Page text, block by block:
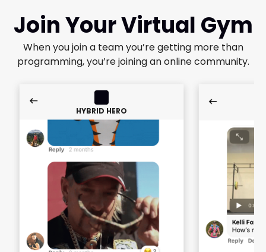
Join Your Virtual Gym
When you join a team you’re getting more than
programming, you’re joining an online community.
HYBRID HERO